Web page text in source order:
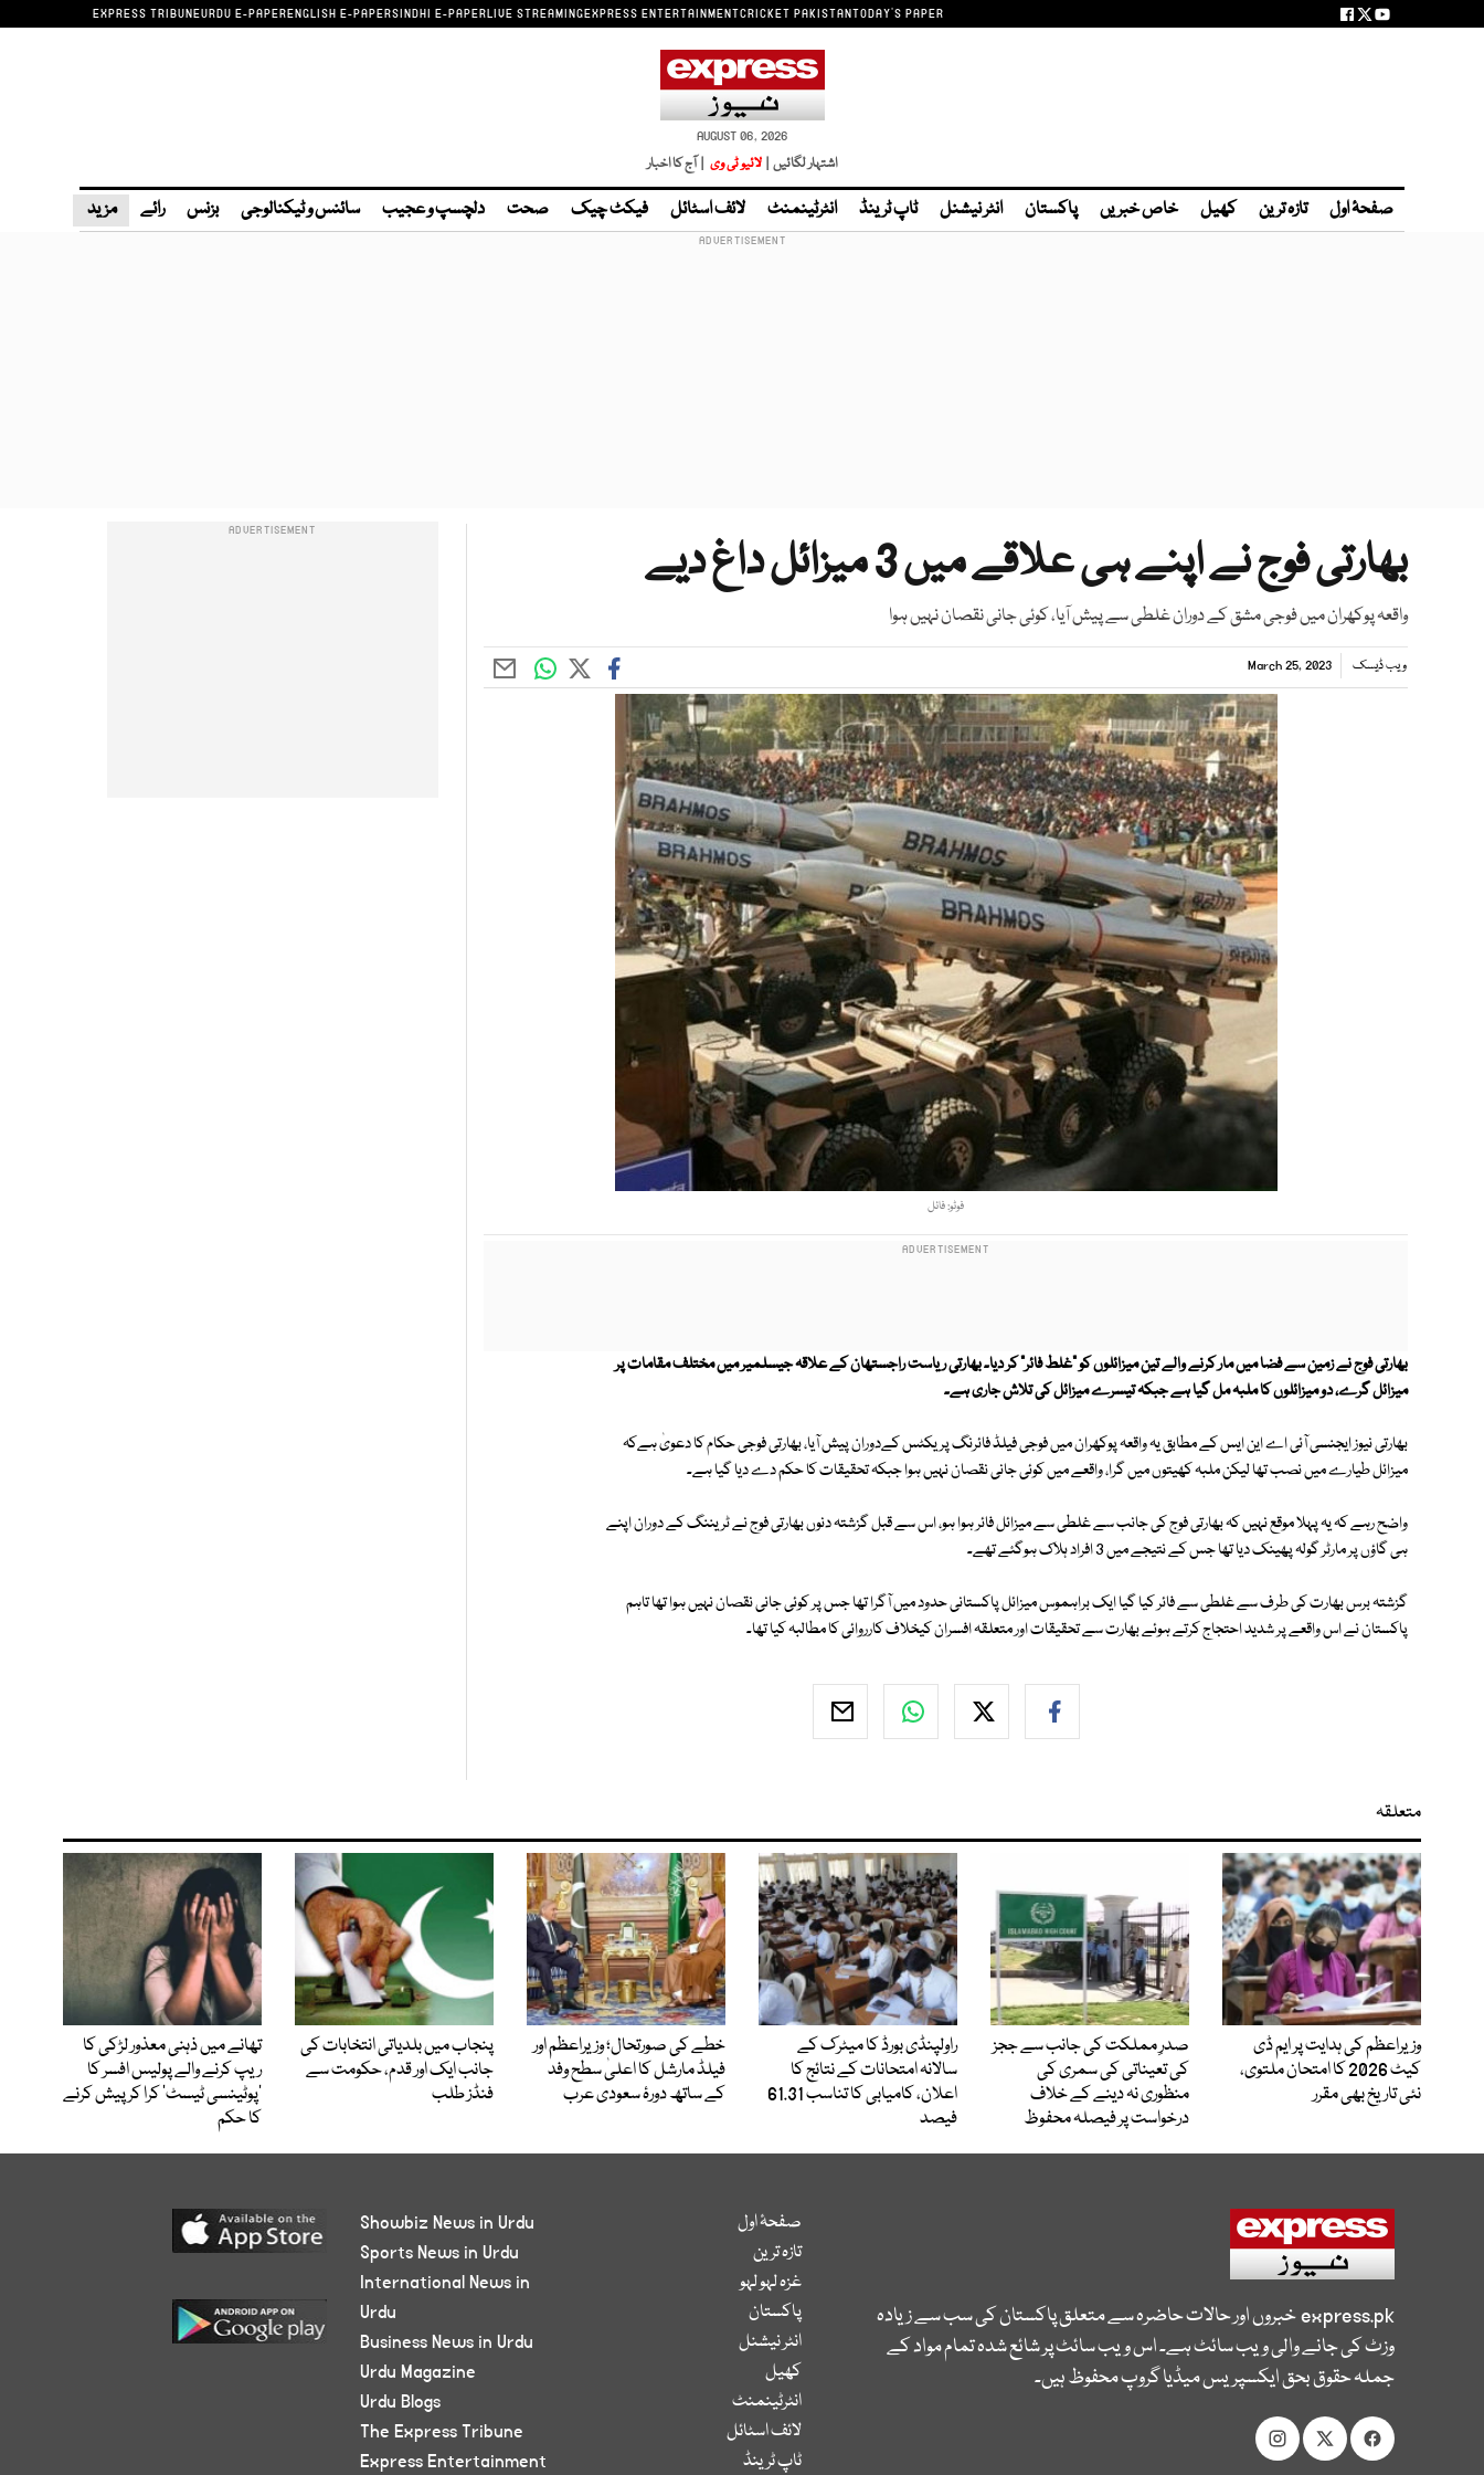
EXPRESS TRIBUNEURDU E-PAPERENGLISH E-PAPERSINDHI E-PAPERLIVE STREAMINGEXPRESS ENTERTAINMENTCRICKET PAKISTANTODAY'S PAPER
AUGUST 06, 2026
اشتہار لگائیں | لائیو ٹی وی | آج کا اخبار
صفحۂ اول تازہ ترین کھیل خاص خبریں پاکستان انٹر نیشنل ٹاپ ٹرینڈ انٹرٹینمنٹ لائف اسٹائل فیکٹ چیک صحت دلچسپ و عجیب سائنس و ٹیکنالوجی بزنس رائے مزید
بھارتی فوج نے اپنے ہی علاقے میں 3 میزائل داغ دیے
واقعہ پوکھران میں فوجی مشق کے دوران غلطی سے پیش آیا، کوئی جانی نقصان نہیں ہوا
ویب ڈیسک March 25, 2023
فوٹو: فائل
بھارتی فوج نے زمین سے فضا میں مار کرنے والے تین میزائلوں کو "غلط فائر" کر دیا۔ بھارتی ریاست راجستھان کے علاقہ جیسلمیر میں مختلف مقامات پر
میزائل گرے، دو میزائلوں کا ملبہ مل گیا ہے جبکہ تیسرے میزائل کی تلاش جاری ہے۔
بھارتی نیوز ایجنسی آئی اے این ایس کے مطابق یہ واقعہ پوکھران میں فوجی فیلڈ فائرنگ پریکٹس کےدوران پیش آیا، بھارتی فوجی حکام کا دعویٰ ہےکہ
میزائل طیارے میں نصب تھا لیکن ملبہ کھیتوں میں گرا، واقعے میں کوئی جانی نقصان نہیں ہوا جبکہ تحقیقات کا حکم دے دیا گیا ہے۔
واضح رہے کہ یہ پہلا موقع نہیں کہ بھارتی فوج کی جانب سے غلطی سے میزائل فائر ہوا ہو، اس سے قبل گزشتہ دنوں بھارتی فوج نے ٹریننگ کے دوران اپنے
ہی گاؤں پر مارٹر گولہ پھینک دیا تھا جس کے نتیجے میں 3 افراد ہلاک ہوگئے تھے۔
گزشتہ برس بھارت کی طرف سے غلطی سے فائر کیا گیا ایک براہموس میزائل پاکستانی حدود میں آگرا تھا جس پر کوئی جانی نقصان نہیں ہوا تھا تاہم
پاکستان نے اس واقعے پر شدید احتجاج کرتے ہوئے بھارت سے تحقیقات اور متعلقہ افسران کیخلاف کارروائی کا مطالبہ کیا تھا۔
متعلقہ
وزیراعظم کی ہدایت پر ایم ڈی
کیٹ 2026 کا امتحان ملتوی،
نئی تاریخ بھی مقرر
صدرِ مملکت کی جانب سے ججز
کی تعیناتی کی سمری کی
منظوری نہ دینے کے خلاف
درخواست پر فیصلہ محفوظ
راولپنڈی بورڈ کا میٹرک کے
سالانہ امتحانات کے نتائج کا
اعلان، کامیابی کا تناسب 61.31
فیصد
خطے کی صورتحال؛ وزیراعظم اور
فیلڈ مارشل کا اعلیٰ سطح وفد
کے ساتھ دورۂ سعودی عرب
پنجاب میں بلدیاتی انتخابات کی
جانب ایک اور قدم، حکومت سے
فنڈز طلب
تھانے میں ذہنی معذور لڑکی کا
ریپ کرنے والے پولیس افسر کا
’پوٹینسی ٹیسٹ‘ کرا کر پیش کرنے
کا حکم
express.pkخبروں اور حالات حاضرہ سے متعلق پاکستان کی سب سے زیادہ
وزٹ کی جانے والی ویب سائٹ ہے۔ اس ویب سائٹ پر شائع شدہ تمام مواد کے
جملہ حقوق بحق ایکسپریس میڈیا گروپ محفوظ ہیں۔
صفحۂ اول
تازہ ترین
غزہ لہو لہو
پاکستان
انٹر نیشنل
کھیل
انٹرٹینمنٹ
لائف اسٹائل
ٹاپ ٹرینڈ
Showbiz News in Urdu
Sports News in Urdu
International News in
Urdu
Business News in Urdu
Urdu Magazine
Urdu Blogs
The Express Tribune
Express Entertainment